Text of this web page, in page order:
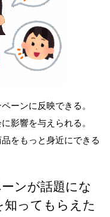
ーンに反映できる。
影響を与えられる。
をもっと身近にできる
ーンが話題にな
知ってもらえた